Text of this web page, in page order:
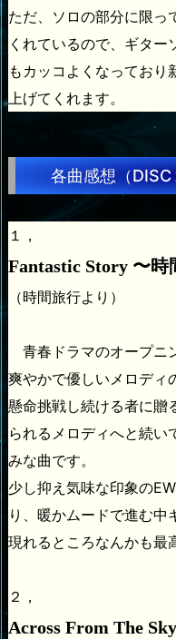
ただ、ソロの部分に限っ
くれているので、ギター
もカッコよくなっており
上げてくれます。
各曲感想（DISC
１，
Fantastic Story 〜時
（時間旅行より）
青春ドラマのオープニ
爽やかで優しいメロディ
懸命挑戦し続ける者に贈
られるメロディへと続い
みな曲です。
少し抑え気味な印象の
り、暖かムードで進む
現れるところなんかも最
２，
Across From The Sky